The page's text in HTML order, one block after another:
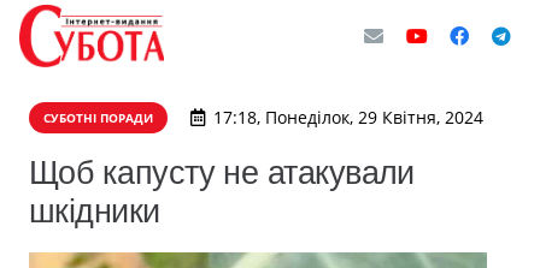
СУБОТНІ ПОРАДИ 17:18, Понеділок, 29 Квітня, 2024
Щоб капусту не атакували
шкідники